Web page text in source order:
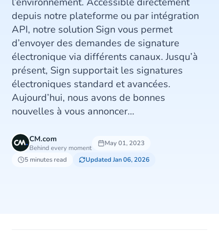
depuis notre plateforme ou par intégration
API, notre solution Sign vous permet
d’envoyer des demandes de signature
électronique via différents canaux. Jusqu’à
présent, Sign supportait les signatures
électroniques standard et avancées.
Aujourd’hui, nous avons de bonnes
nouvelles à vous annoncer…
CM.com
Behind every moment
May 01, 2023
5 minutes read
Updated Jan 06, 2026